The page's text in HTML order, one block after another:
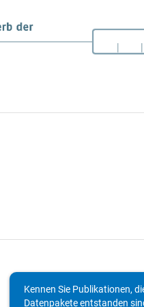
Kennen Sie Publikationen,
Datenpakete entstanden